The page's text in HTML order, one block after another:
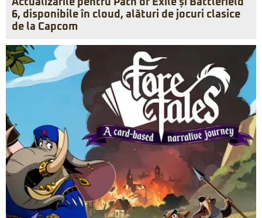
Actualizările pentru Path of Exile și Battlefield
6, disponibile în cloud, alături de jocuri clasice
de la Capcom